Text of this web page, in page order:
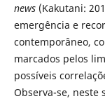
news (Kakutani:
emergência e
contemporâneo,
marcados pelos
possíveis
Observa-se, neste